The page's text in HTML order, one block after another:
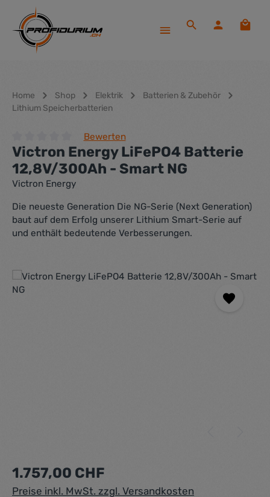
Zum Hauptinhalt springen
Home Shop Elektrik
Batterien & Zubehör
Lithium Speicherbatterien
Durchschnittliche Bewertung von 0 von 5 Sternen
Bewerten
Victron Energy LiFePO4 Batterie
12,8V/300Ah - Smart NG
Victron Energy
Die neueste Generation Die NG-Serie (Next Generation)
baut auf dem Erfolg unserer Lithium Smart-Serie auf
und enthält bedeutende Verbesserungen.
Bildergalerie überspringen
Regulärer Preis:
1.757,00 CHF
Preise inkl. MwSt. zzgl. Versandkosten